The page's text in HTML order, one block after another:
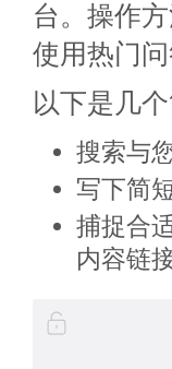
台。操作
使用热门问
以下是几
搜索与
写下简
捕捉合
内容链